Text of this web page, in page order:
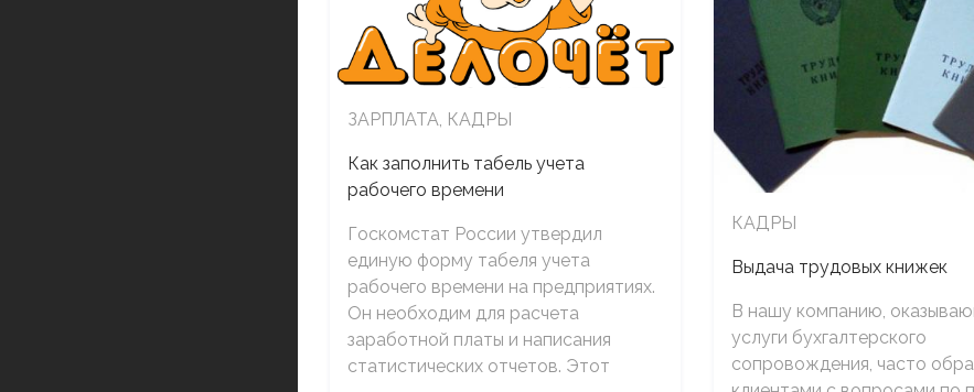
ЗАРПЛАТА, КАДРЫ
Как заполнить табель учета
рабочего времени
Госкомстат России утвердил
единую форму табеля учета
рабочего времени на предприятиях.
Он необходим для расчета
заработной платы и написания
статистических отчетов. Этот
КАДРЫ
Выдача трудовых книжек
В нашу компанию,
услуги бухгалтерского
сопровождения, часто